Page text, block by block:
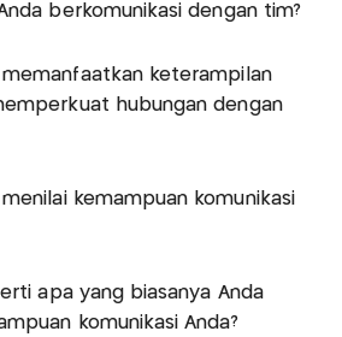
berkomunikasi dengan tim?
memanfaatkan keterampilan
hubungan dengan
kemampuan komunikasi
apa yang biasanya Anda
komunikasi Anda?